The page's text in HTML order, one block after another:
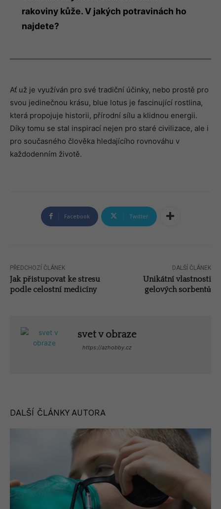
rakoviny kůže. V jakých potravinách ho
najdete?
Ať už je využíván pro své tradiční účinky, nebo prostě pro
svou jedinečnou krásu, blue lotus je fascinující rostlina,
která propojuje historii, přírodní sílu a klidnou energii.
Díky tomu se stal inspirací nejen pro staré civilizace, ale i
pro současného člověka hledajícího rovnováhu v
každodenním životě.
Facebook Twitter
PŘEDCHOZÍ ČLÁNEK
Jak přistupovat ke stresu
podle celostní medicíny
DALŠÍ ČLÁNEK
Unikátní vlastnosti
gelových sorbentů
svet v obraze
https://azhobby.cz
DALŠÍ ČLÁNKY AUTORA